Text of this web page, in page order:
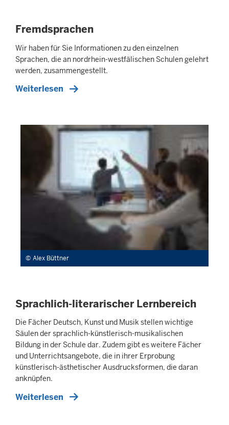
Fremdsprachen
Wir haben für Sie Informationen zu den einzelnen
Sprachen, die an nordrhein-westfälischen Schulen gelehrt
werden, zusammengestellt.
Weiterlesen
Alex Büttner
Sprachlich-literarischer Lernbereich
Die Fächer Deutsch, Kunst und Musik stellen wichtige
Säulen der sprachlich-künstlerisch-musikalischen
Bildung in der Schule dar. Zudem gibt es weitere Fächer
und Unterrichtsangebote, die in ihrer Erprobung
künstlerisch-ästhetischer Ausdrucksformen, die daran
anknüpfen.
Weiterlesen